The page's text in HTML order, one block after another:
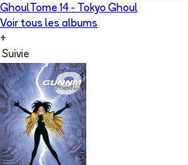
Ghoul Tome 14 - Tokyo Ghoul
Voir tous les albums
+
Suivie